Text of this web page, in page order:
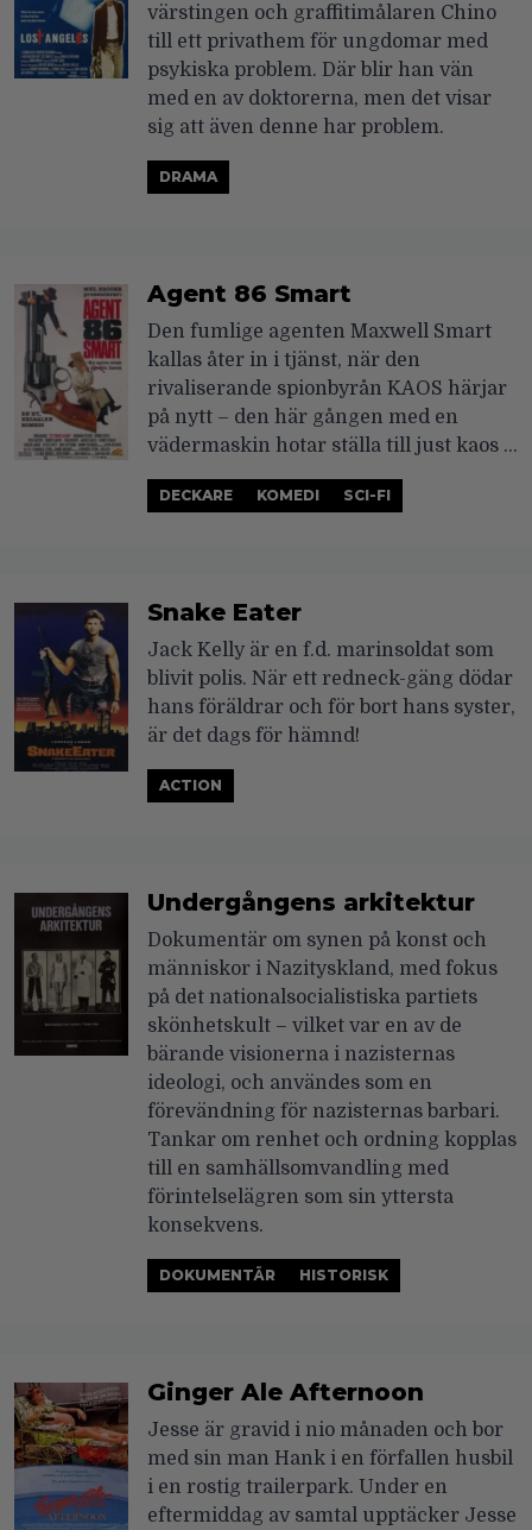
värstingen och graffitimålaren Chino
till ett privathem för ungdomar med
psykiska problem. Där blir han vän
med en av doktorerna, men det visar
sig att även denne har problem.
DRAMA
Agent 86 Smart
Den fumlige agenten Maxwell Smart
kallas åter in i tjänst, när den
rivaliserande spionbyrån KAOS härjar
på nytt – den här gången med en
vädermaskin hotar ställa till just kaos …
DECKARE KOMEDI SCI-FI
Snake Eater
Jack Kelly är en f.d. marinsoldat som
blivit polis. När ett redneck-gäng dödar
hans föräldrar och för bort hans syster,
är det dags för hämnd!
ACTION
Undergångens arkitektur
Dokumentär om synen på konst och
människor i Nazityskland, med fokus
på det nationalsocialistiska partiets
skönhetskult – vilket var en av de
bärande visionerna i nazisternas
ideologi, och användes som en
förevändning för nazisternas barbari.
Tankar om renhet och ordning kopplas
till en samhällsomvandling med
förintelselägren som sin yttersta
konsekvens.
DOKUMENTÄR HISTORISK
Ginger Ale Afternoon
Jesse är gravid i nio månaden och bor
med sin man Hank i en förfallen husbil
i en rostig trailerpark. Under en
eftermiddag av samtal upptäcker Jesse